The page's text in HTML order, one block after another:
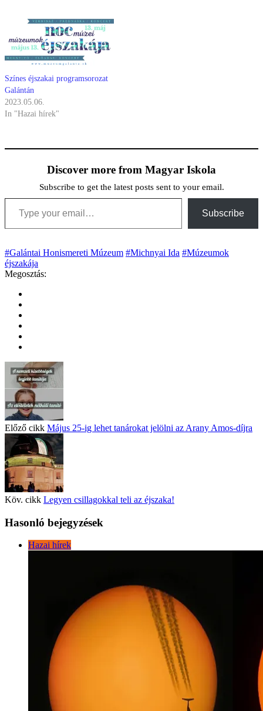
Színes éjszakai programsorozat
Galántán
2023.05.06.
In "Hazai hírek"
Discover more from Magyar Iskola
Subscribe to get the latest posts sent to your email.
Type your email…
Subscribe
#Galántai Honismereti Múzeum #Michnyai Ida #Múzeumok
éjszakája
Megosztás:
Előző cikk Május 25-ig lehet tanárokat jelölni az Arany Amos-díjra
Köv. cikk Legyen csillagokkal teli az éjszaka!
Hasonló bejegyzések
Hazai hírek